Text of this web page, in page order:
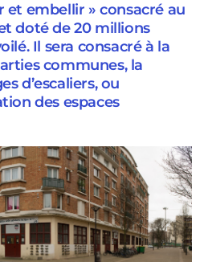
et embellir » consacré au
doté de 20 millions
Il sera consacré à la
communes, la
d’escaliers, ou
des espaces